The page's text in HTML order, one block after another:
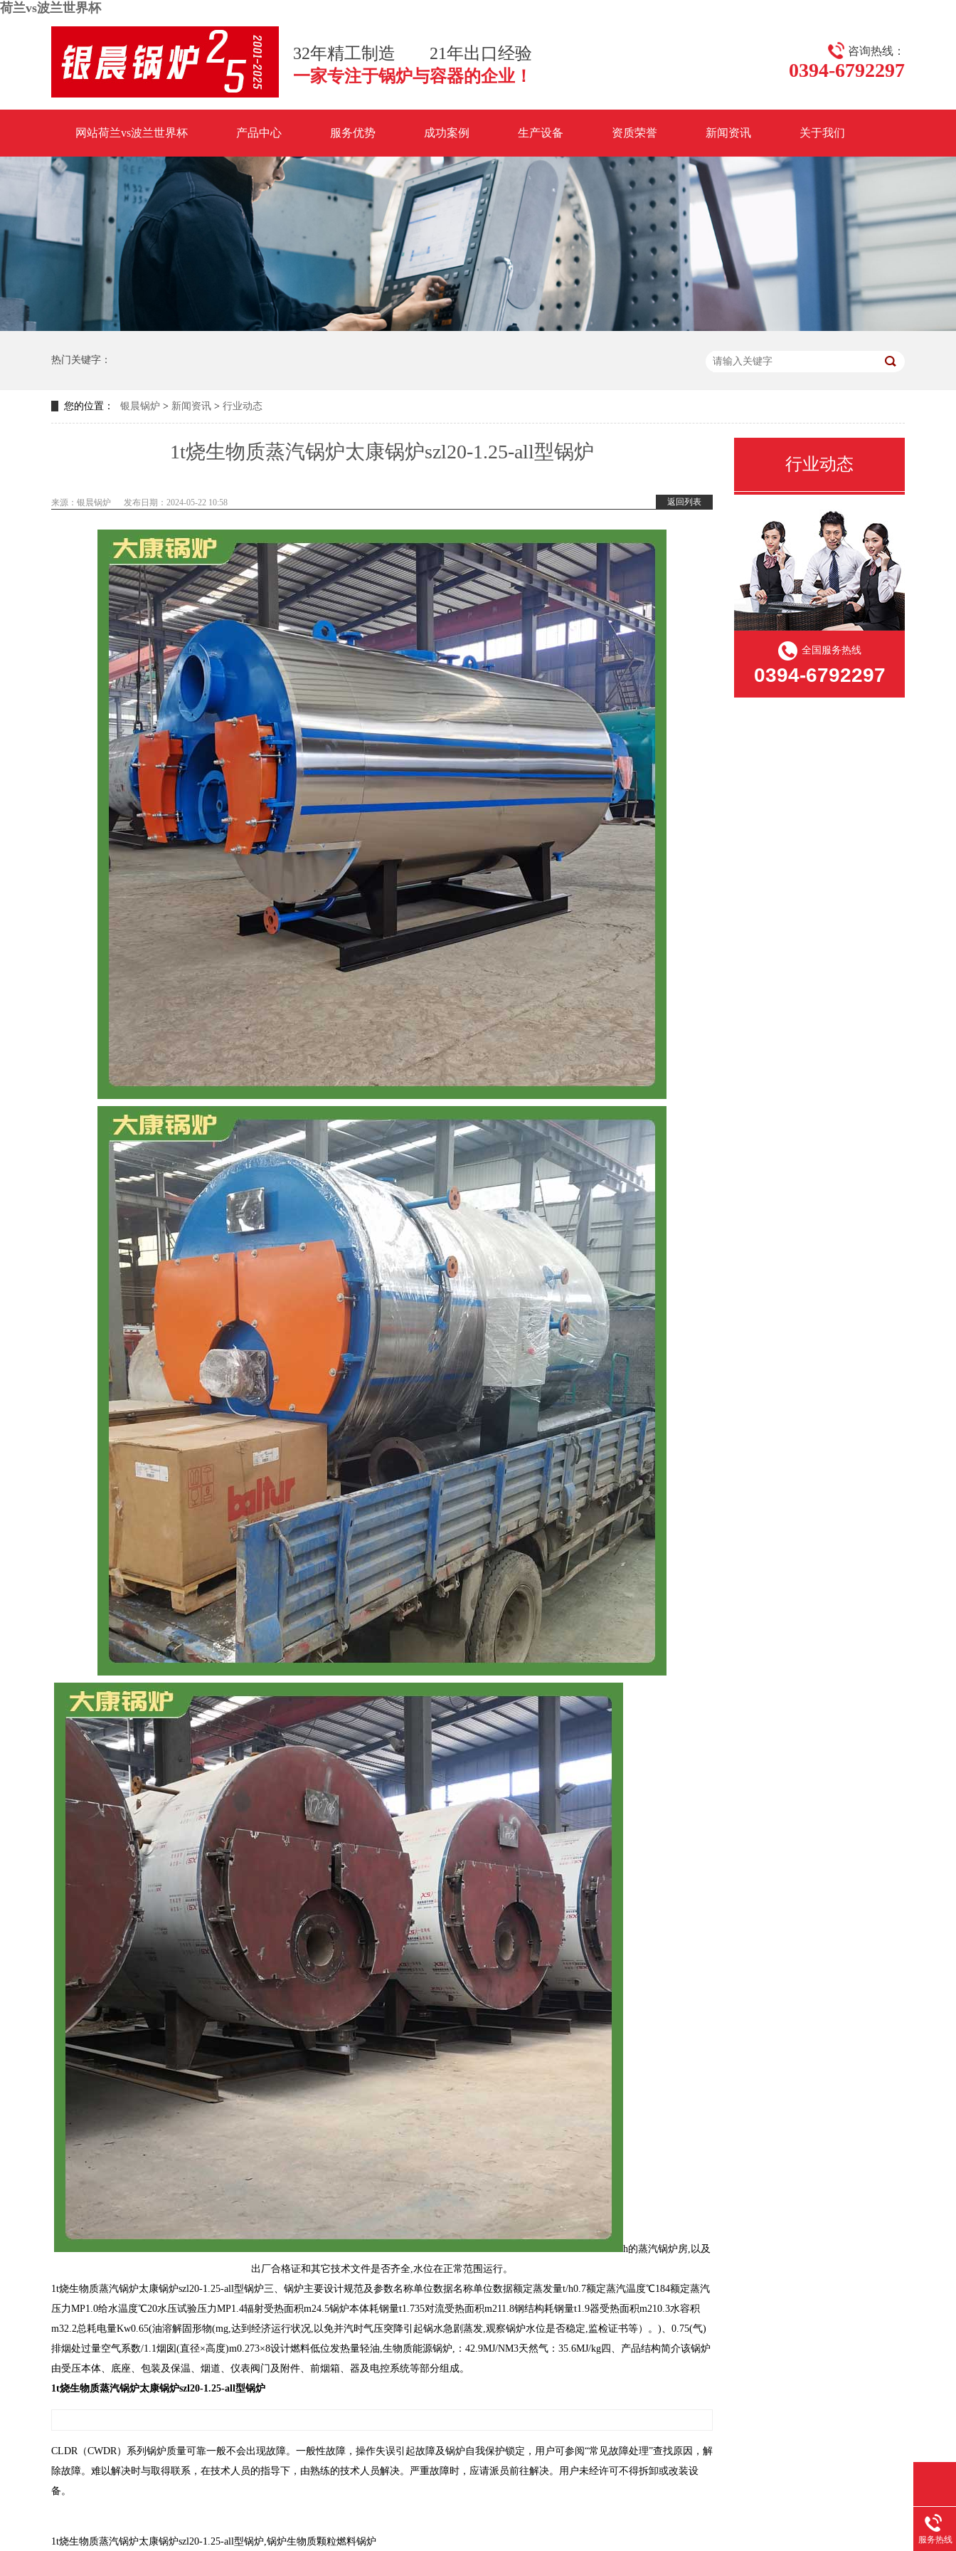
荷兰vs波兰世界杯
咨询热线：
0394-6792297
32年精工制造 21年出口经验
一家专注于锅炉与容器的企业！
网站荷兰vs波兰世界杯 产品中心 服务优势 成功案例 生产设备 资质荣誉 新闻资讯 关于我们
荷兰vs波兰世界杯
热门关键字：
您的位置： 银晨锅炉 > 新闻资讯 > 行业动态
1t烧生物质蒸汽锅炉太康锅炉szl20-1.25-all型锅炉
返回列表
来源：银晨锅炉 发布日期：2024-05-22 10:58
h的蒸汽锅炉房,以及
出厂合格证和其它技术文件是否齐全,水位在正常范围运行。
1t烧生物质蒸汽锅炉太康锅炉szl20-1.25-all型锅炉三、锅炉主要设计规范及参数名称单位数据名称单位数据额定蒸发量t/h0.7额定蒸汽温度℃184额定蒸汽
压力MP1.0给水温度℃20水压试验压力MP1.4辐射受热面积m24.5锅炉本体耗钢量t1.735对流受热面积m211.8钢结构耗钢量t1.9器受热面积m210.3水容积
m32.2总耗电量Kw0.65(油溶解固形物(mg,达到经济运行状况,以免并汽时气压突降引起锅水急剧蒸发,观察锅炉水位是否稳定,监检证书等）。)、0.75(气)
排烟处过量空气系数/1.1烟囱(直径×高度)m0.273×8设计燃料低位发热量轻油,生物质能源锅炉,：42.9MJ/NM3天然气：35.6MJ/kg四、产品结构简介该锅炉
由受压本体、底座、包装及保温、烟道、仪表阀门及附件、前烟箱、器及电控系统等部分组成。
1t烧生物质蒸汽锅炉太康锅炉szl20-1.25-all型锅炉
CLDR（CWDR）系列锅炉质量可靠一般不会出现故障。一般性故障，操作失误引起故障及锅炉自我保护锁定，用户可参阅“常见故障处理”查找原因，解
除故障。难以解决时与取得联系，在技术人员的指导下，由熟练的技术人员解决。严重故障时，应请派员前往解决。用户未经许可不得拆卸或改装设
备。
1t烧生物质蒸汽锅炉太康锅炉szl20-1.25-all型锅炉,锅炉生物质颗粒燃料锅炉
行业动态
全国服务热线
0394-6792297
服务热线